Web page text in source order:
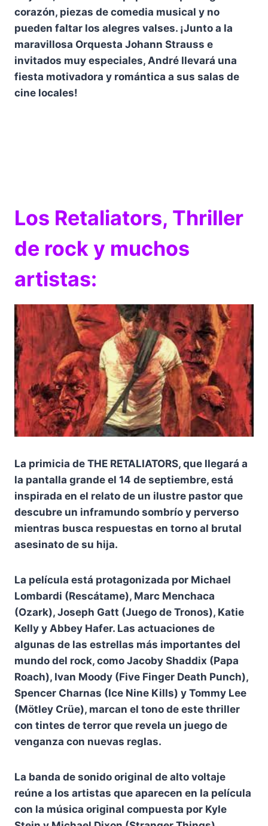
corazón, piezas de comedia musical y no
pueden faltar los alegres valses. ¡Junto a la
maravillosa Orquesta Johann Strauss e
invitados muy especiales, André llevará una
fiesta motivadora y romántica a sus salas de
cine locales!
Los Retaliators, Thriller
de rock y muchos
artistas:
La primicia de THE RETALIATORS, que llegará a
la pantalla grande el 14 de septiembre, está
inspirada en el relato de un ilustre pastor que
descubre un inframundo sombrío y perverso
mientras busca respuestas en torno al brutal
asesinato de su hija.
La película está protagonizada por Michael
Lombardi (Rescátame), Marc Menchaca
(Ozark), Joseph Gatt (Juego de Tronos), Katie
Kelly y Abbey Hafer. Las actuaciones de
algunas de las estrellas más importantes del
mundo del rock, como Jacoby Shaddix (Papa
Roach), Ivan Moody (Five Finger Death Punch),
Spencer Charnas (Ice Nine Kills) y Tommy Lee
(Mötley Crüe), marcan el tono de este thriller
con tintes de terror que revela un juego de
venganza con nuevas reglas.
La banda de sonido original de alto voltaje
reúne a los artistas que aparecen en la película
con la música original compuesta por Kyle